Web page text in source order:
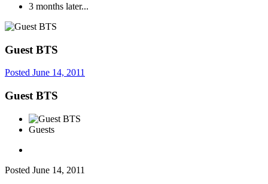
3 months later...
Guest BTS
Posted June 14, 2011
Guest BTS
Guests
Posted June 14, 2011